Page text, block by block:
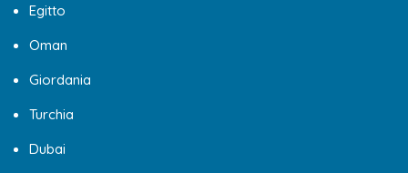
Egitto
Oman
Giordania
Turchia
Dubai